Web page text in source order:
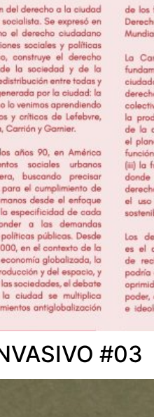
#03